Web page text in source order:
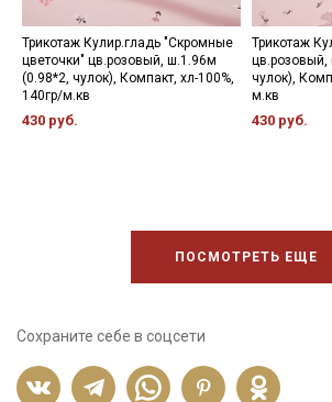
Трикотаж Кулир.гладь "Скромные
цветочки" цв.розовый, ш.1.96м
(0.98*2, чулок), Компакт, хл-100%,
140гр/м.кв
430 руб.
Трикотаж
чулок),
м.кв
430 руб.
ПОСМОТРЕТЬ ЕЩЕ
Сохраните себе в соцсети